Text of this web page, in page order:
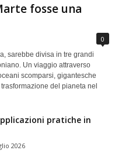
fosse una
0
sarebbe divisa in tre grandi
Un viaggio attraverso
scomparsi, gigantesche
del pianeta nel
pratiche in
2026